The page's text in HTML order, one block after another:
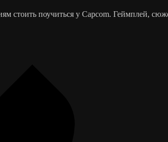
стоить поучиться y Capcom. Геймплей,